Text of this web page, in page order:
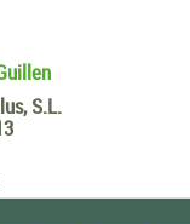
S.L.